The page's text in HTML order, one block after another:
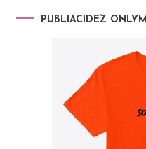
PUBLIACIDEZ